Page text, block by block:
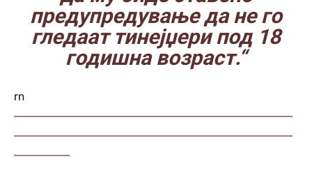
предупредување да не го
гледаат тинејџери под 18
годишна возраст.“
rn
—————————————————————————
—————————————————————————
—————